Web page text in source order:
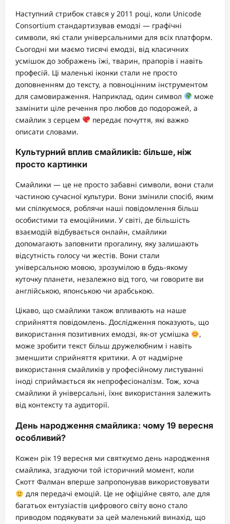
Наступний стрибок стався у 2011 році, коли Unicode
Consortium стандартизував емодзі — графічні
символи, які стали універсальними для всіх платформ.
Сьогодні ми маємо тисячі емодзі, від класичних
усмішок до зображень їжі, тварин, прапорів і навіть
професій. Ці маленькі іконки стали не просто
доповненням до тексту, а повноцінним інструментом
для самовираження. Наприклад, один символ
може
замінити ціле речення про любов до подорожей, а
смайлик з серцем
передає почуття, які важко
описати словами.
Культурний вплив смайликів: більше, ніж
просто картинки
Смайлики — це не просто забавні символи, вони стали
частиною сучасної культури. Вони змінили спосіб, яким
ми спілкуємося, роблячи наші повідомлення більш
особистими та емоційними. У світі, де більшість
взаємодій відбувається онлайн, смайлики
допомагають заповнити прогалину, яку залишають
відсутність голосу чи жестів. Вони стали
універсальною мовою, зрозумілою в будь-якому
куточку планети, незалежно від того, чи говорите ви
англійською, японською чи арабською.
Цікаво, що смайлики також впливають на наше
сприйняття повідомлень. Дослідження показують, що
використання позитивних емодзі, як-от усмішка
,
може зробити текст більш дружелюбним і навіть
зменшити сприйняття критики. А от надмірне
використання смайликів у професійному листуванні
іноді сприймається як непрофесіоналізм. Тож, хоча
смайлики й універсальні, їхнє використання залежить
від контексту та аудиторії.
День народження смайлика: чому 19 вересня
особливий?
Кожен рік 19 вересня ми святкуємо день народження
смайлика, згадуючи той історичний момент, коли
Скотт Фалман вперше запропонував використовувати
для передачі емоцій. Це не офіційне свято, але для
багатьох ентузіастів цифрового світу воно стало
приводом подякувати за цей маленький винахід, що